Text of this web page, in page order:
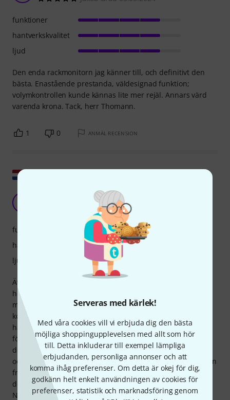
Serveras med kärlek!
Med våra cookies vill vi erbjuda dig den bästa
möjliga shoppingupplevelsen med allt som hör
till. Detta inkluderar till exempel lämpliga
erbjudanden, personliga annonser och att
komma ihåg preferenser. Om detta är okej för dig,
godkänn helt enkelt användningen av cookies för
preferenser, statistik och marknadsföring genom
Den enda rackmonitorn jag känner till, och definitivt den
bästa. Enastående prestanda, väldesignad funktion;
volymkontrollen kunde kännas lite mer rejäl. Annars värd
varenda krona. Tack, herr Thomann.
funktioner
hantverkskvalitet
ljud
1 0 ANMÄL RECENSION
Visa original
För dyrt för ljudet
fk123 31.07.2022
Även om jag vet att man inte kan bygga en fantastisk
högtalare i ett sådant chassi, förväntade jag mig verkligen
mer av den här. Det är en rackmonterad högtalare som
kostar hundratals euro. Den tapetserade Shoutbox B205D
har mycket mer volym. Om man spelar musik genom den
förvrängs ljudet supersnabbt; för att vara en Shoutbox är
den fortfarande ganska bra om man sätter den i röstläge
och matar in ljudet hårt. Den fungerar fortfarande bra, men
frontpanelen är av plast och den är alldeles för dyr för vad
den är. Tyvärr finns det inget rimligt alternativ i
Nederländerna.
funktioner
hantverkskvalitet
ljud